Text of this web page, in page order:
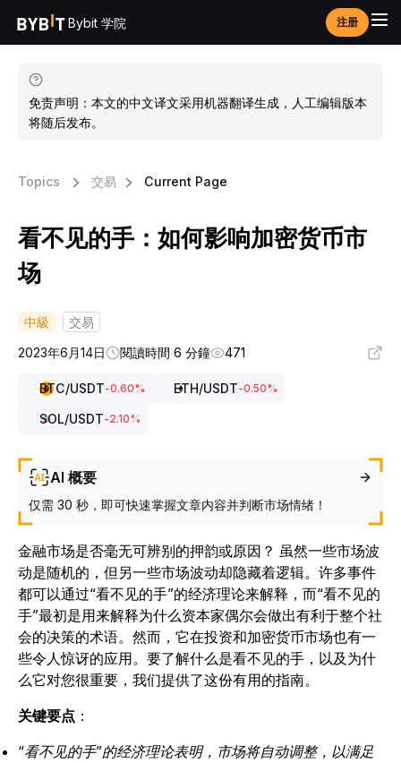
Bybit 学院 注册
免责声明：本文的中文译文采用机器翻译生成，人工编辑版本
将随后发布。
Topics 交易 Current Page
看不见的手：如何影响加密货币市
场
中級
交易
2023年6月14日
閱讀時間 6 分鐘 471
BTC/USDT-0.60% ETH/USDT-0.50%
SOL/USDT-2.10%
AI 概要
仅需 30 秒，即可快速掌握文章内容并判断市场情绪！
金融市场是否毫无可辨别的押韵或原因？ 虽然一些市场波
动是随机的，但另一些市场波动却隐藏着逻辑。许多事件
都可以通过“看不见的手”的经济理论来解释，而“看不见的
手”最初是用来解释为什么资本家偶尔会做出有利于整个社
会的决策的术语。然而，它在投资和加密货币市场也有一
些令人惊讶的应用。要了解什么是看不见的手，以及为什
么它对您很重要，我们提供了这份有用的指南。
关键要点 ：
“看不见的手”的经济理论表明，市场将自动调整，以满足